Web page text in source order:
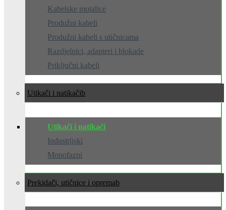
Kabelske motalice
Produžni kabeli
Produžni kabeli s utičnicama
Razdjelnici, adapteri i blokade
Priključni kabeli
Utikači i natikači
Utikači i natikači
Industrijski
Monofazni
Prekidači, utičnice i oprema